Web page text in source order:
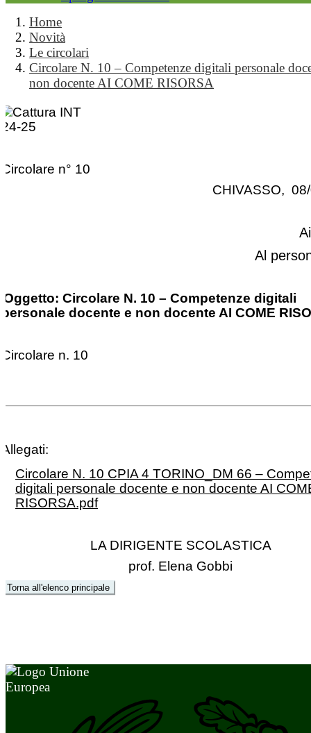
Home
Novità
Le circolari
Circolare N. 10 – Competenze digitali personale
non docente AI COME RISORSA
Circolare n° 10
CHIVASSO,
Al
Oggetto: Circolare N. 10 – Competenze digitali
personale docente e non docente AI COME
Circolare n. 10
Allegati:
Circolare N. 10 CPIA 4 TORINO_DM 66 –
digitali personale docente e non docente AI
RISORSA.pdf
LA DIRIGENTE SCOLASTICA
prof. Elena Gobbi
Torna all'elenco principale